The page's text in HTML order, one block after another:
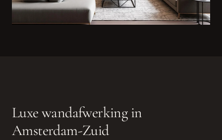
Luxe wandafwerking in
Amsterdam-Zuid